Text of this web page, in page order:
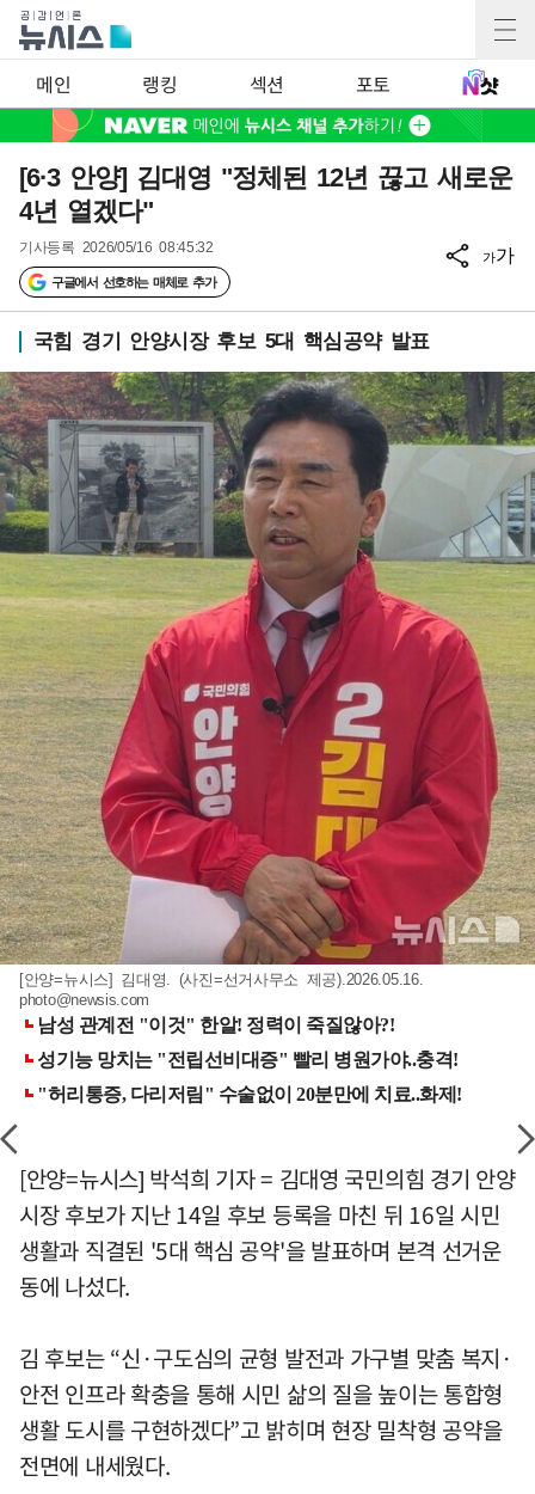
메인 랭킹 섹션 포토
[6·3 안양] 김대영 "정체된 12년 끊고 새로운
4년 열겠다"
기사등록 2026/05/16 08:45:32
구글에서 선호하는 매체로 추가
가가
국힘 경기 안양시장 후보 5대 핵심공약 발표
[안양=뉴시스] 김대영. (사진=선거사무소 제공).2026.05.16.
photo@newsis.com
[안양=뉴시스] 박석희 기자 = 김대영 국민의힘 경기 안양
시장 후보가 지난 14일 후보 등록을 마친 뒤 16일 시민
생활과 직결된 '5대 핵심 공약'을 발표하며 본격 선거운
동에 나섰다.
김 후보는 “신·구도심의 균형 발전과 가구별 맞춤 복지·
안전 인프라 확충을 통해 시민 삶의 질을 높이는 통합형
생활 도시를 구현하겠다”고 밝히며 현장 밀착형 공약을
전면에 내세웠다.